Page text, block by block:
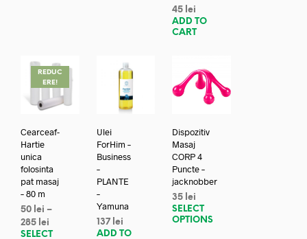
45 lei
ADD TO
CART
REDUC
ERE!
Cearceaf-
Hartie
unica
folosinta
pat masaj
– 80 m
50 lei –
285 lei
SELECT
Ulei
ForHim –
Business
–
PLANTE
–
Yamuna
137 lei
ADD TO
Dispozitiv
Masaj
CORP 4
Puncte –
jacknobber
35 lei
SELECT
OPTIONS